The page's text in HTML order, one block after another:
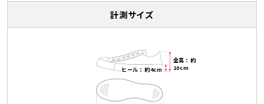
計測サイズ
全高：約
10cm
ヒール：約4cm